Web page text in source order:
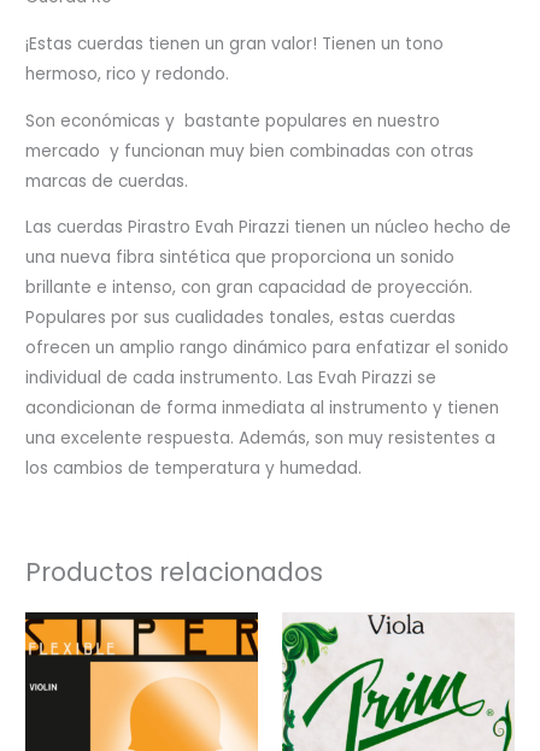
¡Estas cuerdas tienen un gran valor! Tienen un tono
hermoso, rico y redondo.
Son económicas y bastante populares en nuestro
mercado y funcionan muy bien combinadas con otras
marcas de cuerdas.
Las cuerdas Pirastro Evah Pirazzi tienen un núcleo hecho de
una nueva fibra sintética que proporciona un sonido
brillante e intenso, con gran capacidad de proyección.
Populares por sus cualidades tonales, estas cuerdas
ofrecen un amplio rango dinámico para enfatizar el sonido
individual de cada instrumento. Las Evah Pirazzi se
acondicionan de forma inmediata al instrumento y tienen
una excelente respuesta. Además, son muy resistentes a
los cambios de temperatura y humedad.
Productos relacionados